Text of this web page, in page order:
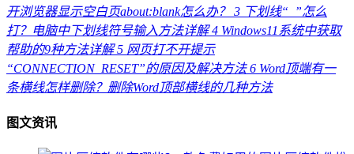
开浏览器显示空白页about:blank怎么办？ 3 下划线“_”怎么
打？电脑中下划线符号输入方法详解 4 Windows11系统中获取
帮助的9种方法详解 5 网页打不开提示
“CONNECTION_RESET”的原因及解决方法 6 Word顶端有一
条横线怎样删除？删除Word顶部横线的几种方法
图文资讯